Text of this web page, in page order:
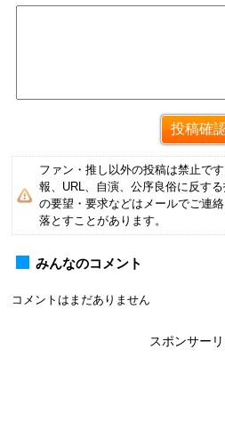
ファン・推し以外の投稿は禁止で
報、URL、自演、公序良俗に反す
の要望・要求などはメールでご連
落とすことがあります。
みんなのコメント
コメントはまだありません
スポンサー